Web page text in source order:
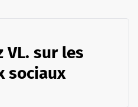
VL. sur les
sociaux